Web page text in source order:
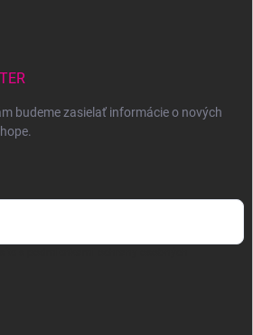
budeme zasielať informácie o nových